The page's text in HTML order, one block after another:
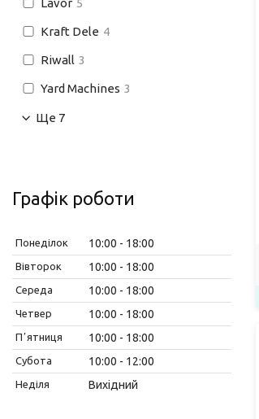
Kraft Dele 4
Riwall 3
Yard Machines 3
Ще 7
Графік роботи
Понеділок 10:00 18:00
Вівторок 10:00 18:00
Середа 10:00 18:00
Четвер 10:00 18:00
Пʼятниця 10:00 18:00
Субота 10:00 12:00
Неділя Вихідний